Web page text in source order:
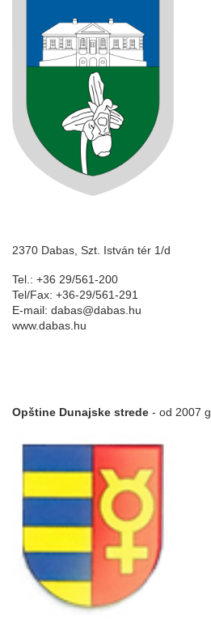
2370 Dabas, Szt. István tér 1/d
Tel.: +36 29/561-200
Tel/Fax: +36-29/561-291
E-mail: dabas@dabas.hu
www.dabas.hu
Opštine Dunajske strede - od 2007 g.